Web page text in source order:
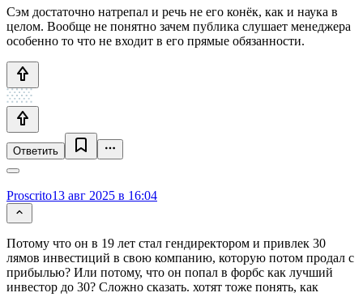
Сэм достаточно натрепал и речь не его конёк, как и наука в
целом. Вообще не понятно зачем публика слушает менеджера
особенно то что не входит в его прямые обязанности.
Ответить
Proscrito13 авг 2025 в 16:04
Потому что он в 19 лет стал гендиректором и привлек 30
лямов инвестиций в свою компанию, которую потом продал с
прибылью? Или потому, что он попал в форбс как лучший
инвестор до 30? Сложно сказать. хотят тоже понять, как